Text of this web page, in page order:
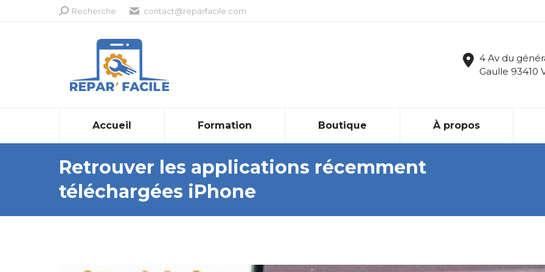
Recherche
Recherche contact@reparfacile.com
4 Av du
Gaulle 93410
Accueil Formation Boutique À propos
Retrouver les applications récemment
téléchargées iPhone